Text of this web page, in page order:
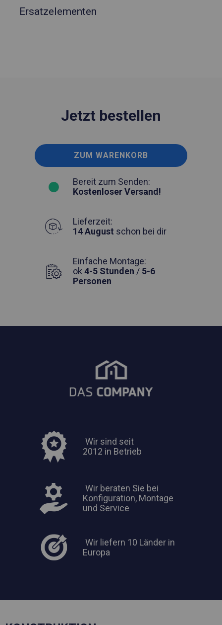
Ersatzelementen
Jetzt bestellen
ZUM WARENKORB
Bereit zum Senden:
Kostenloser Versand!
Lieferzeit:
14 August schon bei dir
Einfache Montage:
ok 4-5 Stunden / 5-6
Personen
Wir sind seit
2012 in Betrieb
Wir beraten Sie bei
Konfiguration, Montage
und Service
Wir liefern 10 Länder in
Europa